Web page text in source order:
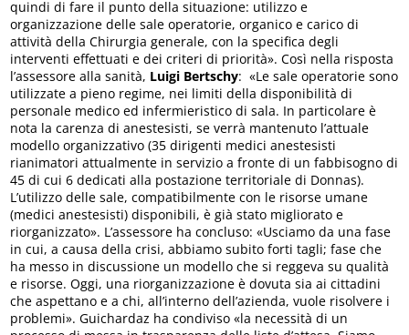
quindi di fare il punto della situazione: utilizzo e
organizzazione delle sale operatorie, organico e carico di
attività della Chirurgia generale, con la specifica degli
interventi effettuati e dei criteri di priorità». Così nella risposta
l’assessore alla sanità, Luigi Bertschy: «Le sale operatorie sono
utilizzate a pieno regime, nei limiti della disponibilità di
personale medico ed infermieristico di sala. In particolare è
nota la carenza di anestesisti, se verrà mantenuto l’attuale
modello organizzativo (35 dirigenti medici anestesisti
rianimatori attualmente in servizio a fronte di un fabbisogno di
45 di cui 6 dedicati alla postazione territoriale di Donnas).
L’utilizzo delle sale, compatibilmente con le risorse umane
(medici anestesisti) disponibili, è già stato migliorato e
riorganizzato». L’assessore ha concluso: «Usciamo da una fase
in cui, a causa della crisi, abbiamo subito forti tagli; fase che
ha messo in discussione un modello che si reggeva su qualità
e risorse. Oggi, una riorganizzazione è dovuta sia ai cittadini
che aspettano e a chi, all’interno dell’azienda, vuole risolvere i
problemi». Guichardaz ha condiviso «la necessità di un